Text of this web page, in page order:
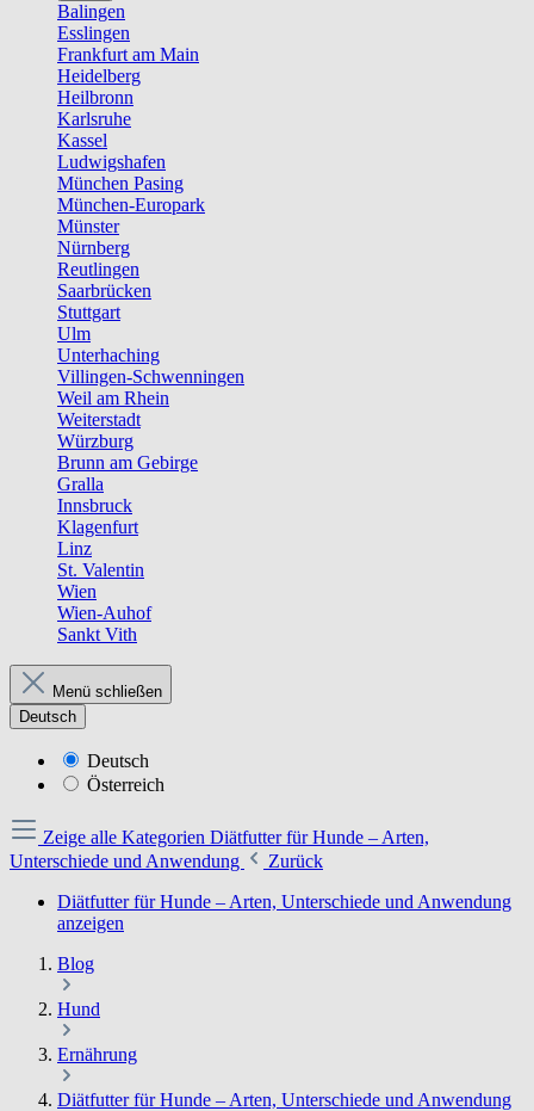
Balingen
Esslingen
Frankfurt am Main
Heidelberg
Heilbronn
Karlsruhe
Kassel
Ludwigshafen
München Pasing
München-Europark
Münster
Nürnberg
Reutlingen
Saarbrücken
Stuttgart
Ulm
Unterhaching
Villingen-Schwenningen
Weil am Rhein
Weiterstadt
Würzburg
Brunn am Gebirge
Gralla
Innsbruck
Klagenfurt
Linz
St. Valentin
Wien
Wien-Auhof
Sankt Vith
Menü schließen
Deutsch
Deutsch
Österreich
Zeige alle Kategorien Diätfutter für Hunde – Arten,
Unterschiede und Anwendung
Zurück
Diätfutter für Hunde – Arten, Unterschiede und Anwendung
anzeigen
Blog
Hund
Ernährung
Diätfutter für Hunde – Arten, Unterschiede und Anwendung